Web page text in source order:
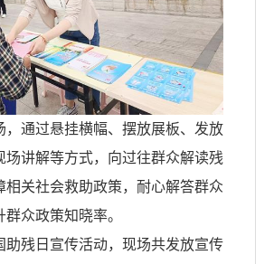
，通过悬挂横幅、摆放展板、发放
场讲解等方式，向过往群众解读残
相关社会救助政策，耐心解答群众
众政策知晓率。
助残日宣传活动，现场共发放宣传